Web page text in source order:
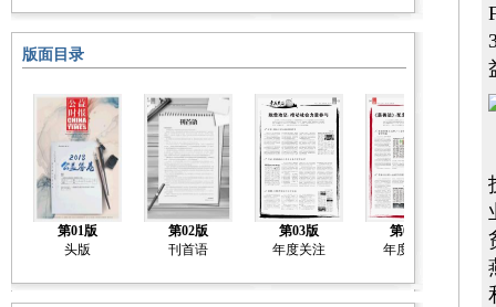
版面目录
第01版
头版
第02版
刊首语
第03版
年度关注
第04版
年度关注